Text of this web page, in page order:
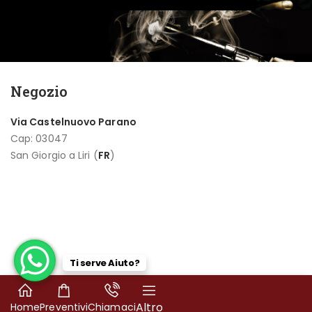
€1.560,00
Product Demo 07
Negozio
Via Castelnuovo Parano
Cap: 03047
San Giorgio a Liri (FR)
HomePreventiviChiamaciAltro
Ti serve Aiuto?